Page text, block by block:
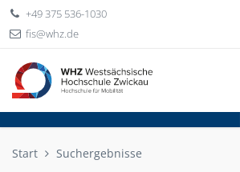
+49 375 536-1030
fis
whzde
Start Suchergebnisse